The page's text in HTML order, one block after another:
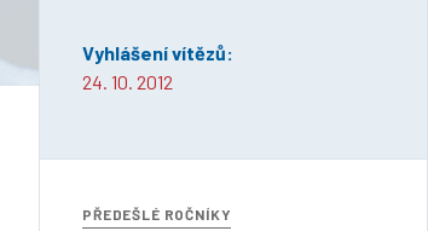
Vyhlášení vítězů:
24. 10. 2012
PŘEDEŠLÉ ROČNÍKY